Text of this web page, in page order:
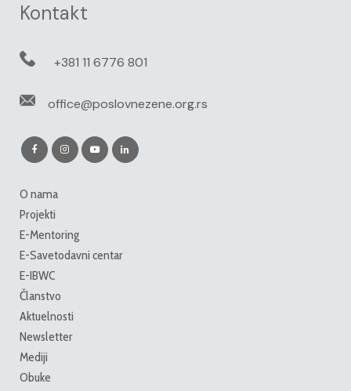
Kontakt
+381 11 6776 801
office@poslovnezene.org.rs
O nama
Projekti
E-Mentoring
E-Savetodavni centar
E-IBWC
Članstvo
Aktuelnosti
Newsletter
Mediji
Obuke